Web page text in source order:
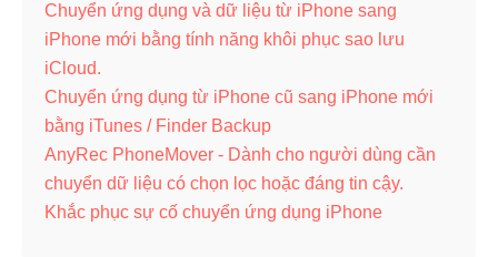
Chuyển ứng dụng và dữ liệu từ iPhone sang
iPhone mới bằng tính năng khôi phục sao lưu
iCloud.
Chuyển ứng dụng từ iPhone cũ sang iPhone mới
bằng iTunes / Finder Backup
AnyRec PhoneMover - Dành cho người dùng cần
chuyển dữ liệu có chọn lọc hoặc đáng tin cậy.
Khắc phục sự cố chuyển ứng dụng iPhone